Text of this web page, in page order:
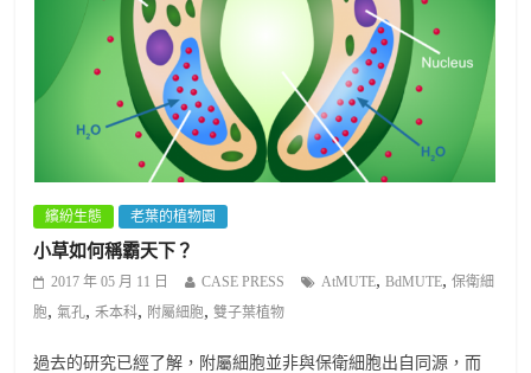
繽紛生態 老葉的植物園
小草如何稱霸天下？
2017 年 05 月 11 日 CASE PRESS AtMUTE,BdMUTE,保衛細
胞,氣孔,禾本科, 附屬細胞,雙子葉植物
過去的研究已經了解，附屬細胞並非與保衛細胞出自同源，而